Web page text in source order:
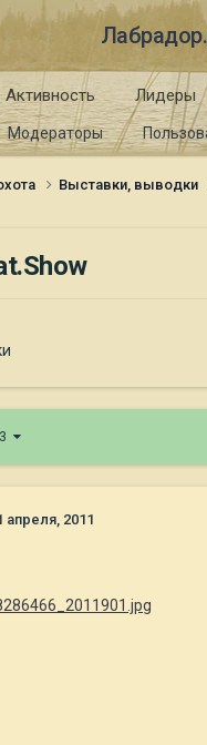
Модераторы
Активность Лидеры
Выставки, выводки
апреля, 2011